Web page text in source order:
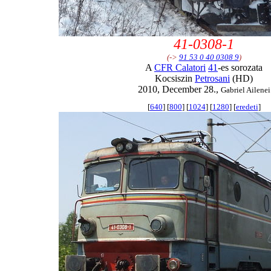
41-0308-1
(-> 91 53 0 40 0308 9)
A CFR Calatori 41-es sorozata
Kocsiszin Petrosani (HD)
2010, December 28., Gabriel Ailenei
[640] [800] [1024] [1280] [eredeti]